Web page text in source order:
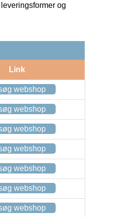
og
Link
webshop
webshop
webshop
webshop
webshop
webshop
webshop